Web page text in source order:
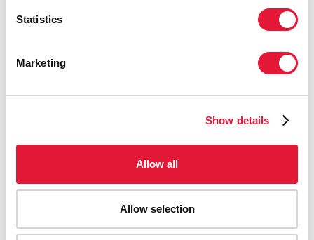
Statistics
Marketing
Show details
Allow all
Allow selection
sexuelles dans de nombreux pays est
droits humains et exerce un impact
accrues à tous les niveaux de la société.
BØRGE BRENDE, MINISTRE NORVÉGIEN DES
AFFAIRES ÉTRANGÈRES